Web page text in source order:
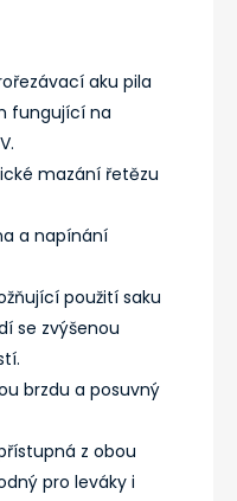
aku pila
fungující na
mazání řetězu
a napínání
použití saku
se zvýšenou
brzdu a posuvný
z obou
pro leváky i